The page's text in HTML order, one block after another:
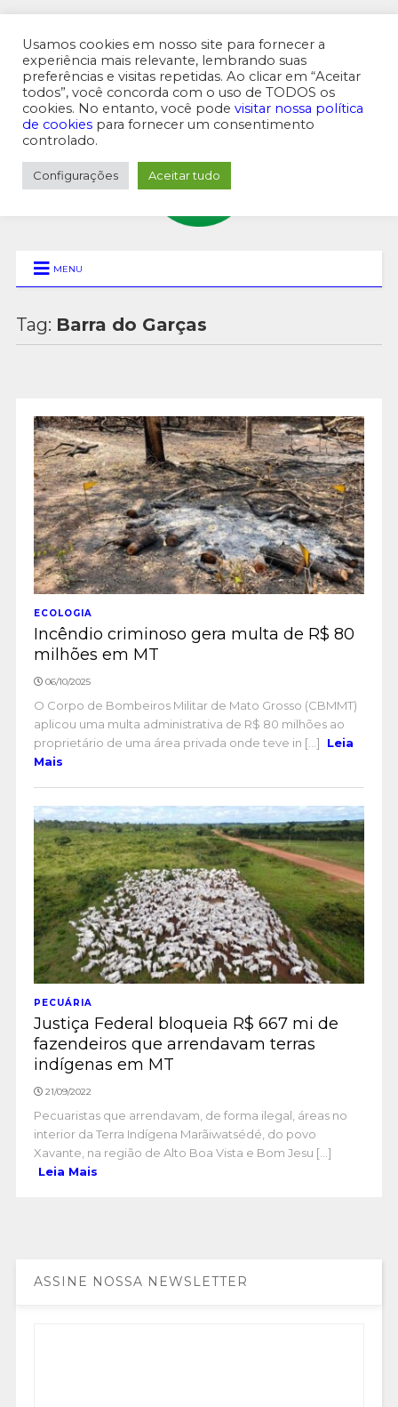
MENU SUPERIOR
MENU
Tag: Barra do Garças
ECOLOGIA
Incêndio criminoso gera multa de R$ 80
milhões em MT
06/10/2025
O Corpo de Bombeiros Militar de Mato Grosso (CBMMT)
aplicou uma multa administrativa de R$ 80 milhões ao
proprietário de uma área privada onde teve in [...]
Leia
Mais
PECUÁRIA
Justiça Federal bloqueia R$ 667 mi de
fazendeiros que arrendavam terras
indígenas em MT
21/09/2022
Pecuaristas que arrendavam, de forma ilegal, áreas no
interior da Terra Indígena Marãiwatsédé, do povo
Xavante, na região de Alto Boa Vista e Bom Jesu [...]
Leia Mais
ASSINE NOSSA NEWSLETTER
Usamos cookies em nosso site para fornecer a
experiência mais relevante, lembrando suas
preferências e visitas repetidas. Ao clicar em “Aceitar
todos”, você concorda com o uso de TODOS os
cookies. No entanto, você pode visitar nossa política
de cookies para fornecer um consentimento
controlado.
Configurações Aceitar tudo